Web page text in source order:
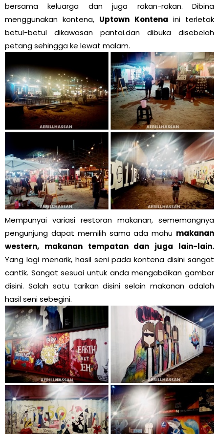
bersama keluarga dan juga rakan-rakan. Dibina
menggunakan kontena, Uptown Kontena ini terletak
betul-betul dikawasan pantai.dan dibuka disebelah
petang sehingga ke lewat malam.
Mempunyai variasi restoran makanan, sememangnya
pengunjung dapat memilih sama ada mahu makanan
western, makanan tempatan dan juga lain-lain.
Yang lagi menarik, hasil seni pada kontena disini sangat
cantik. Sangat sesuai untuk anda mengabdikan gambar
disini. Salah satu tarikan disini selain makanan adalah
hasil seni sebegini.